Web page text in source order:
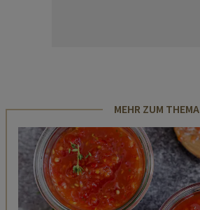
MEHR ZUM THEMA